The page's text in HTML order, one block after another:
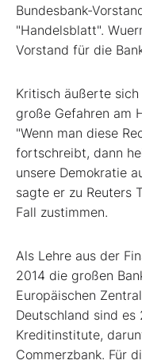
Bundesbank-
"Handelsblatt".
Vorstand für die
Kritisch äußerte
große Gefahren am
"Wenn man diese
fortschreibt, dann
unsere Demokratie
sagte er zu Reuters
Fall zustimmen.
Als Lehre aus der
2014 die großen
Europäischen
Deutschland sind es
Kreditinstitute,
Commerzbank. Für